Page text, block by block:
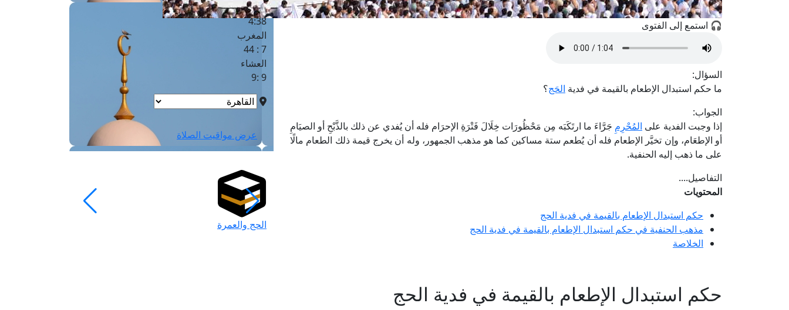
🎧 استمع إلى الفتوى
السؤال:
ما حكم استبدال الإطعام بالقيمة في فدية الحَج؟
الجواب:
إذا وجبت الفدية على المُحْرِمِ جَرَّاءَ ما ارتَكَبَه مِن مَحْظُورَات خِلَالَ فَتْرَةِ الإحرَام فله أن يُفدي عن ذلك بالذَّبْحِ أو الصيَامِ
أو الإطعَام، وإن تخيَّر الإطعام فله أن يُطعم ستة مساكين كما هو مذهب الجمهور، وله أن يخرج قيمة ذلك الطعام مالًا
على ما ذهب إليه الحنفية.
التفاصيل....
المحتويات
حكم استبدال الإطعام بالقيمة في فدية الحج
مذهب الحنفية في حكم استبدال الإطعام بالقيمة في فدية الحج
الخلاصة
حكم استبدال الإطعام بالقيمة في فدية الحج
العصر
4:38
المغرب
7 : 44
العشاء
9 :9
عرض مواقيت الصلاة
الحج والعمرة